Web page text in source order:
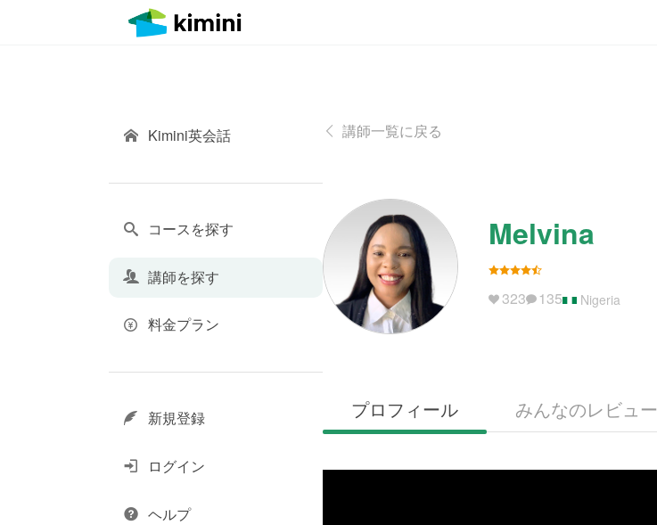
講師一覧に戻る
Melvina
323 135 Nigeria
プロフィール みんなのレビュー
Kimini英会話
コースを探す
講師を探す
料金プラン
新規登録
ログイン
ヘルプ